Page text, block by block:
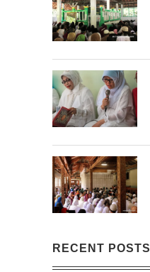
RECENT POSTS